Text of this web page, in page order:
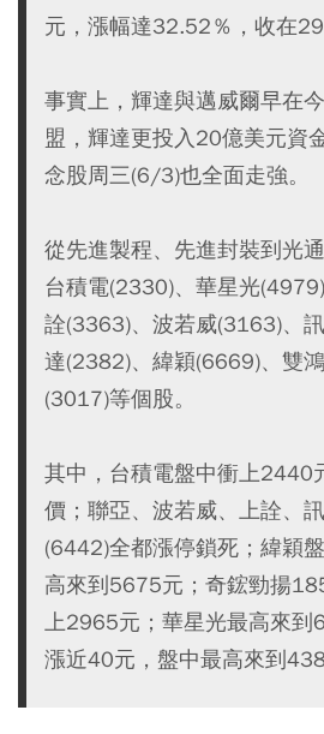
元，漲幅達32.52％，收在
事實上，輝達與邁威爾早在
盟，輝達更投入20億美元資
念股周三(6/3)也全面走強。
從先進製程、先進封裝到光
台積電(2330)、華星光
詮(3363)、波若威(3163)、
達(2382)、緯穎(6669)、雙
(3017)等個股。
其中，台積電盤中衝上2440
價；聯亞、波若威、上詮、
(6442)全都漲停鎖死；緯穎
高來到5675元；奇鋐勁揚
上2965元；華星光最高來到
漲近40元，盤中最高來到438